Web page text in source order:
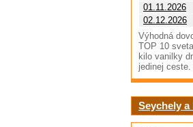
01.11.2026
02.12.2026
Výhodná
TOP 10
kilo vanilky
jedinej
Seychely a